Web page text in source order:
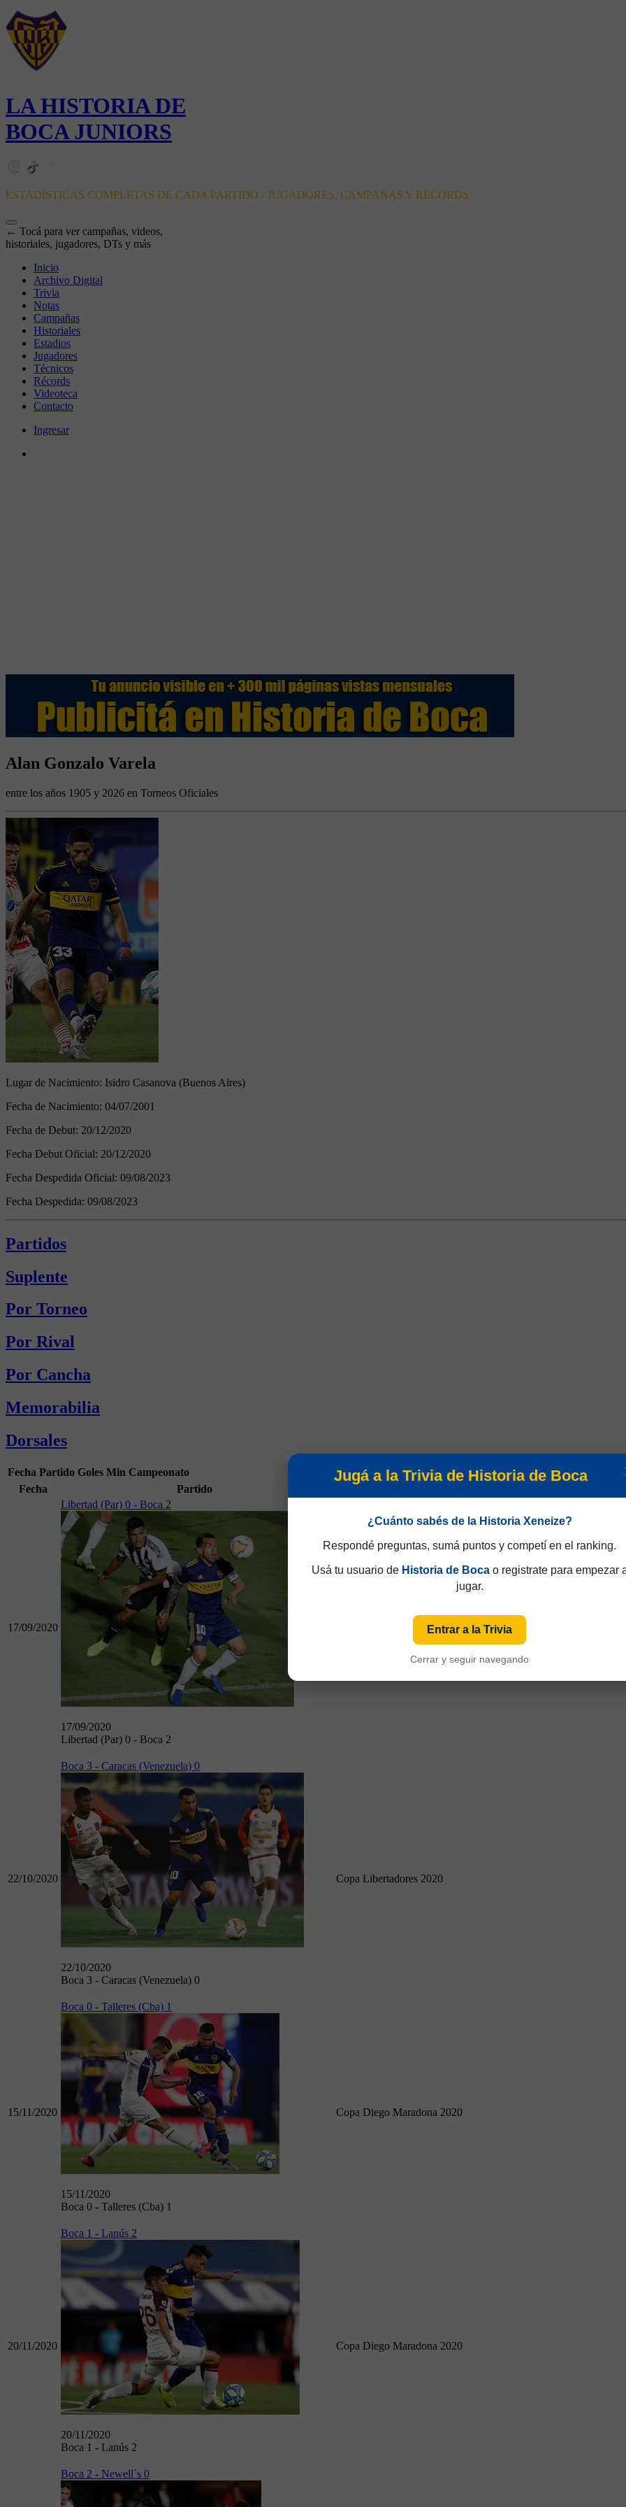
LA HISTORIA DE
BOCA JUNIORS
ESTADÍSTICAS COMPLETAS DE CADA PARTIDO - JUGADORES, CAMPAÑAS Y RÉCORDS
← Tocá para ver campañas, videos,
historiales, jugadores, DTs y más
Inicio
Archivo Digital
Trivia
Notas
Campañas
Historiales
Estadios
Jugadores
Técnicos
Récords
Videoteca
Contacto
Ingresar
Alan Gonzalo Varela
entre los años 1905 y 2026 en Torneos Oficiales
Lugar de Nacimiento: Isidro Casanova (Buenos Aires)
Fecha de Nacimiento: 04/07/2001
Fecha de Debut: 20/12/2020
Fecha Debut Oficial: 20/12/2020
Fecha Despedida Oficial: 09/08/2023
Fecha Despedida: 09/08/2023
Partidos
Suplente
Por Torneo
Por Rival
Por Cancha
Memorabilia
Dorsales
Fecha Partido Goles Min Campeonato
Fecha
Partido
17/09/2020
Libertad (Par) 0 - Boca 2
17/09/2020
Libertad (Par) 0 - Boca 2
Copa Libertadores 2020
22/10/2020
Boca 3 - Caracas (Venezuela) 0
22/10/2020
Boca 3 - Caracas (Venezuela) 0
Copa Libertadores 2020
15/11/2020
Boca 0 - Talleres (Cba) 1
15/11/2020
Boca 0 - Talleres (Cba) 1
Copa Diego Maradona 2020
20/11/2020
Boca 1 - Lanús 2
20/11/2020
Boca 1 - Lanús 2
Copa Diego Maradona 2020
Boca 2 - Newell´s 0
Jugá a la Trivia de Historia de Boca
¿Cuánto sabés de la Historia Xeneize?
Respondé preguntas, sumá puntos y competí en el ranking.
Usá tu usuario de Historia de Bocao registrate para empezar
jugar.
Entrar a la Trivia
Cerrar y seguir navegando